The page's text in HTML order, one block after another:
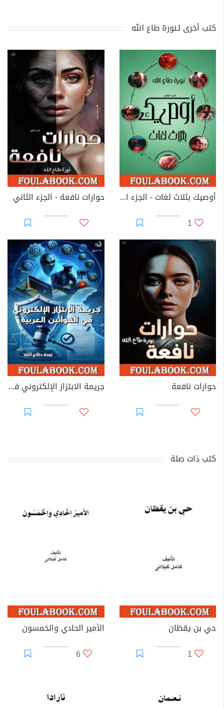
كتب أخرى لـنورة طاع الله
أوصيك بثلاث لغات - الجزء العاشر
1
حوارات نافعة - الجزء الثاني
حوارات نافعة جريمة الابتزاز الإلكتروني في القوانين العربية
كتب ذات صلة
حي بن يقظان
1
الأمير الحادي والخمسون
6